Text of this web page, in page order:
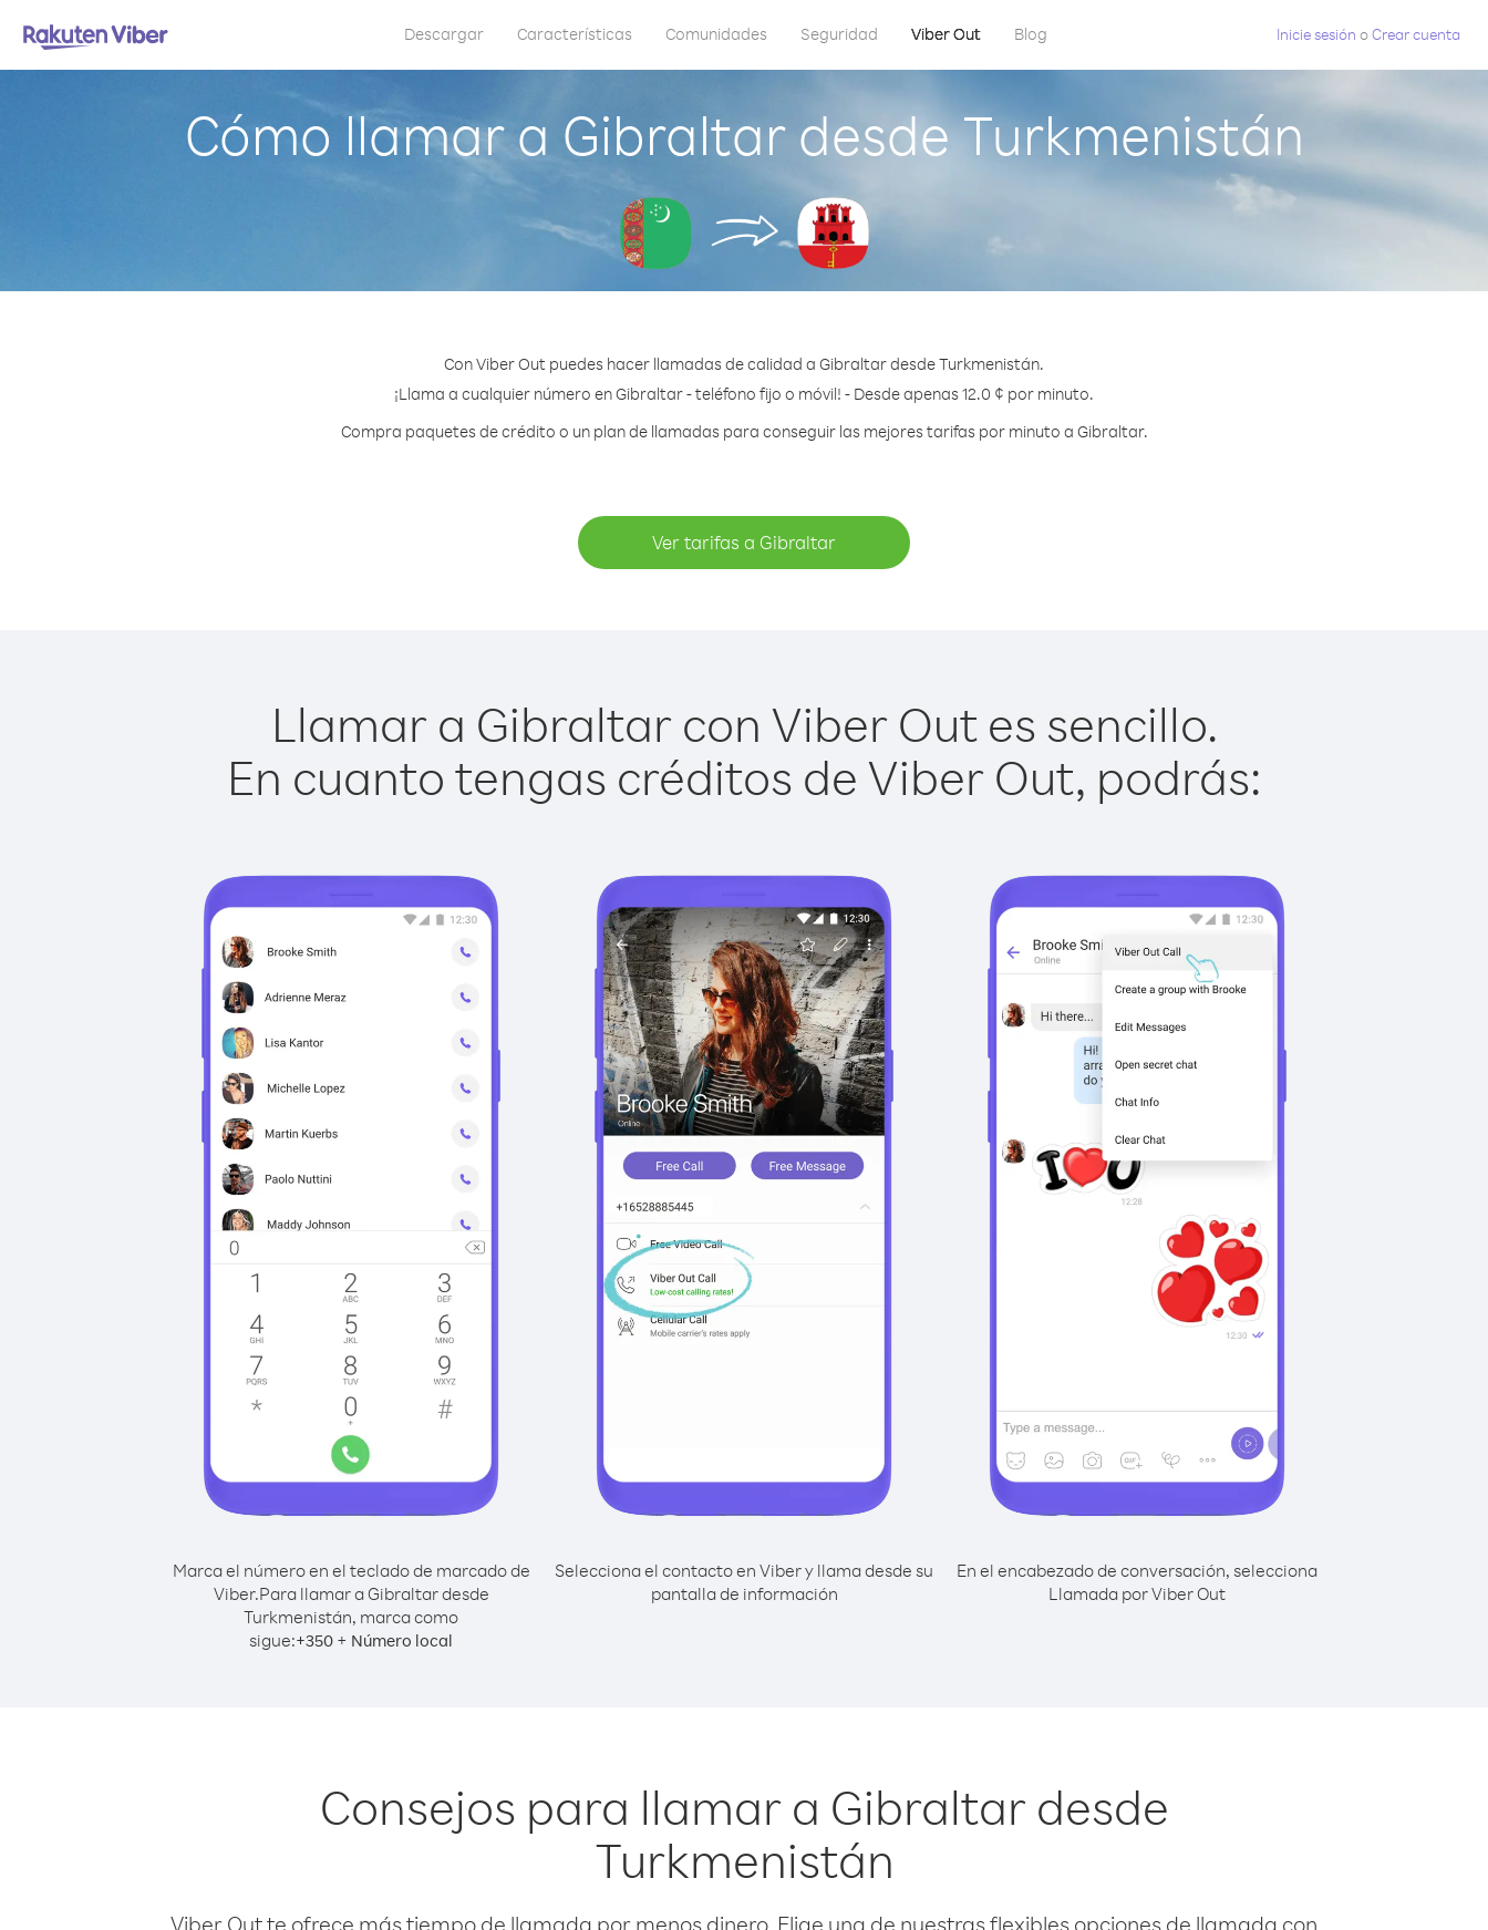
Descargar Características Comunidades Seguridad Viber Out Blog Inicie sesión oCrear cuenta
Cómo llamar a Gibraltar desde Turkmenistán
Con Viber Out puedes hacer llamadas de calidad a Gibraltar desde Turkmenistán.
¡Llama a cualquier número en Gibraltar - teléfono fijo o móvil! - Desde apenas 12.0 ¢ por minuto.
Compra paquetes de crédito o un plan de llamadas para conseguir las mejores tarifas por minuto a Gibraltar.
Ver tarifas a Gibraltar
Llamar a Gibraltar con Viber Out es sencillo.
En cuanto tengas créditos de Viber Out, podrás:
Marca el número en el teclado de marcado de
Viber.Para llamar a Gibraltar desde
Turkmenistán, marca como
sigue:+350 + Número local
Selecciona el contacto en Viber y llama desde su
pantalla de información
En el encabezado de conversación, selecciona
Llamada por Viber Out
Consejos para llamar a Gibraltar desde
Turkmenistán
Viber Out te ofrece más tiempo de llamada por menos dinero. Elige una de nuestras flexibles opciones de llamada con